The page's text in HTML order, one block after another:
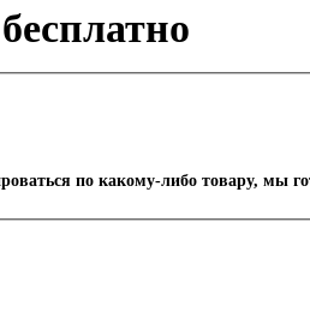
по какому-либо товару, мы